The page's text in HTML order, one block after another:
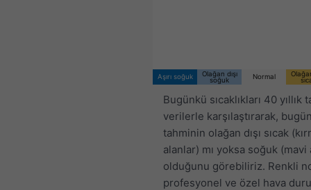
Aşırı soğuk
Olağan dışı
soğuk
Normal
Bugünkü sıcaklıkları 40 yıllık
verilerle karşılaştırarak,
tahminin olağan dışı sıcak
alanlar) mı yoksa soğuk
olduğunu görebiliriz. Renkli
profesyonel ve özel hava